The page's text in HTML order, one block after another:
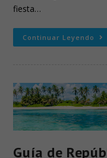
fiesta…
Continuar Leyendo
Guía de